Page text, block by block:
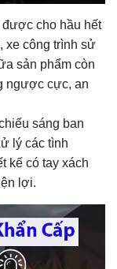
cho hầu hết
xe công trình sử
sản phẩm còn
ngược cực, an
sáng ban
lý các tình
kế có tay xách
lợi.